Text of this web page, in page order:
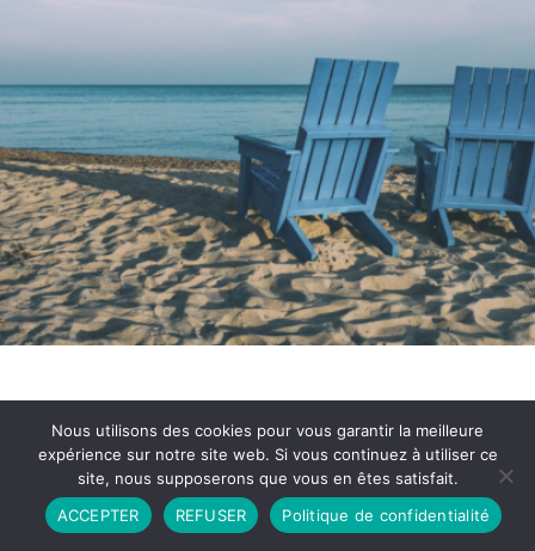
Partenariat Contact
Politique de Confidentialité
CGU
Copyright © 2026 - Propulsé par DIEUDUDIABLE
Nous utilisons des cookies pour vous garantir la meilleure
expérience sur notre site web. Si vous continuez à utiliser ce
site, nous supposerons que vous en êtes satisfait.
ACCEPTER
REFUSER Politique de confidentialité